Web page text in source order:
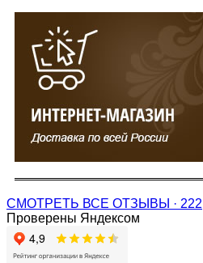
СМОТРЕТЬ ВСЕ ОТЗЫВЫ · 222
Проверены Яндексом